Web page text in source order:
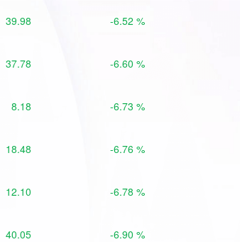
39.98 -6.52 %
37.78 -6.60 %
8.18 -6.73 %
18.48 -6.76 %
12.10 -6.78 %
40.05 -6.90 %